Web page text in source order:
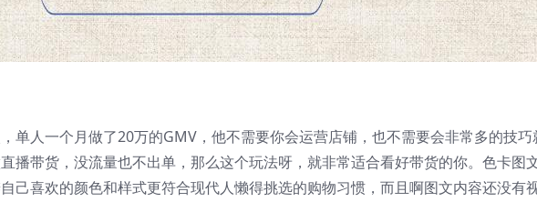
单人一个月做了20万的GMV，他不需要你会运营店铺，也不需要会非常多的技
播带货，没流量也不出单，那么这个玩法呀，就非常适合看好带货的你。色卡图
己喜欢的颜色和样式更符合现代人懒得挑选的购物习惯，而且啊图文内容还没有